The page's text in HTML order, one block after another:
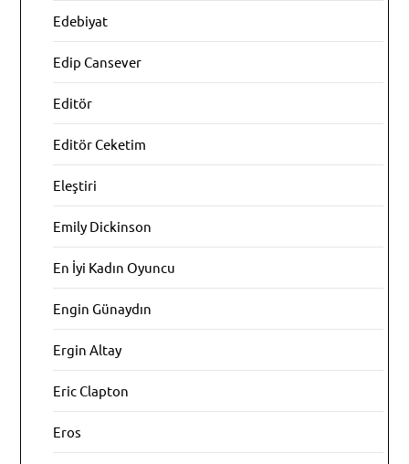
Edebiyat
Edip Cansever
Editör
Editör Ceketim
Eleştiri
Emily Dickinson
En İyi Kadın Oyuncu
Engin Günaydın
Ergin Altay
Eric Clapton
Eros